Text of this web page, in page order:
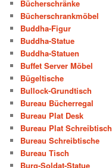
Bücherschränke
Bücherschrankmöbel
Buddha-Figur
Buddha-Statue
Buddha-Statuen
Buffet Server Möbel
Bügeltische
Bullock-Grundtisch
Bureau Bücherregal
Bureau Plat Desk
Bureau Plat Schreibtisch
Bureau Schreibtische
Bureau Tisch
Burg-Soldat-Statue